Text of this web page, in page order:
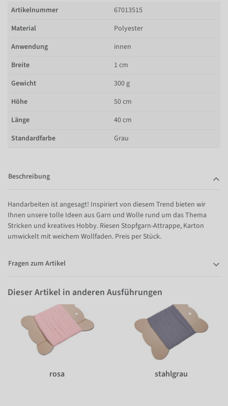
Artikelnummer
67013515
Material
Polyester
Anwendung
innen
Breite
1 cm
Gewicht
300 g
Höhe
50 cm
Länge
40 cm
Standardfarbe
Grau
Beschreibung
Handarbeiten ist angesagt! Inspiriert von diesem Trend bieten wir
Ihnen unsere tolle Ideen aus Garn und Wolle rund um das Thema
Stricken und kreatives Hobby. Riesen Stopfgarn-Attrappe, Karton
umwickelt mit weichem Wollfaden. Preis per Stück.
Fragen zum Artikel
Dieser Artikel in anderen Ausführungen
rosa stahlgrau